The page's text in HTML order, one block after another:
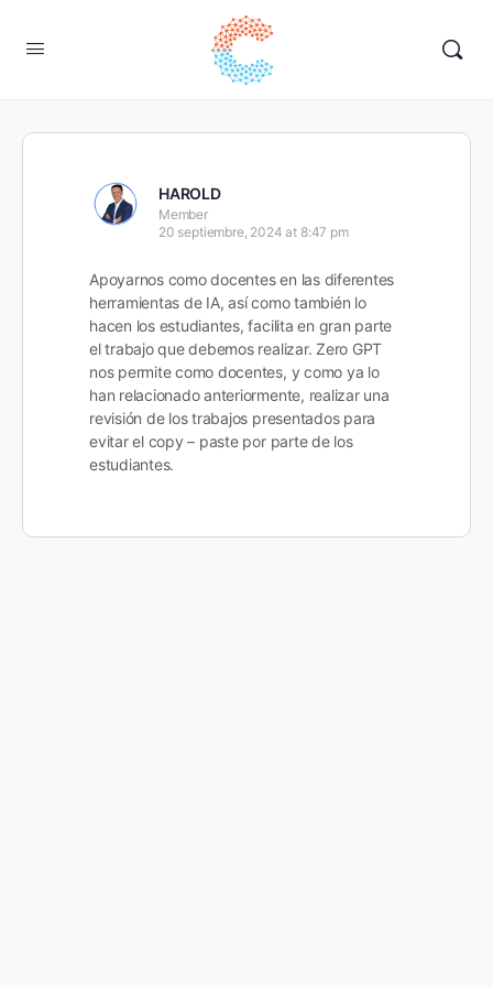
HAROLD
Member
20 septiembre, 2024 at 8:47 pm
Apoyarnos como docentes en las diferentes
herramientas de IA, así como también lo
hacen los estudiantes, facilita en gran parte
el trabajo que debemos realizar. Zero GPT
nos permite como docentes, y como ya lo
han relacionado anteriormente, realizar una
revisión de los trabajos presentados para
evitar el copy – paste por parte de los
estudiantes.